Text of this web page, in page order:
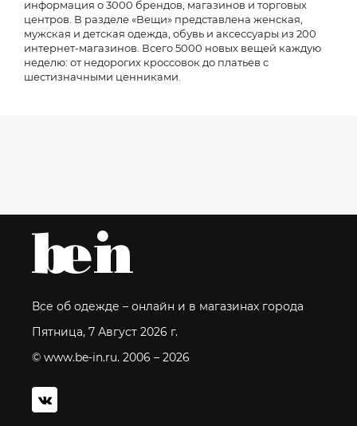
информация о 3000 брендов, магазинов и торговых
центров. В разделе «Вещи» представлена женская,
мужская и детская одежда, обувь и аксессуары из 200
интернет-магазинов. Всего 5000 новых вещей каждую
неделю: от недорогих кроссовок до платьев с
шестизначными ценниками.
Все об одежде – онлайн и в магазинах города
Пятница, 7 Август 2026 г.
© www.be-in.ru. 2006 – 2026